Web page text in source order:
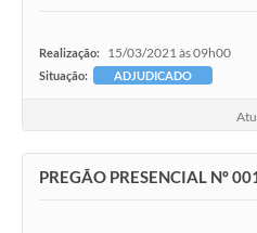
Realização: 15/03/2021 às 09h00
Situação: ADJUDICADO
PREGÃO PRESENCIAL Nº